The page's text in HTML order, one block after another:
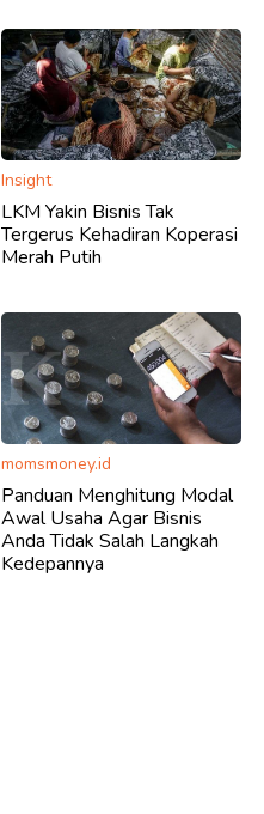
Insight
LKM Yakin Bisnis Tak
Tergerus Kehadiran Koperasi
Merah Putih
momsmoney.id
Panduan Menghitung Modal
Awal Usaha Agar Bisnis
Anda Tidak Salah Langkah
Kedepannya